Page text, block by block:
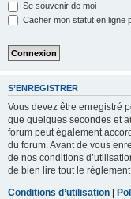
Se souvenir de moi
Cacher mon statut en ligne
S’ENREGISTRER
Vous devez être enregistré
que quelques secondes et
forum peut également
du forum. Avant de vous
de nos conditions
de bien lire tout le règlement
Conditions d’utilisation |